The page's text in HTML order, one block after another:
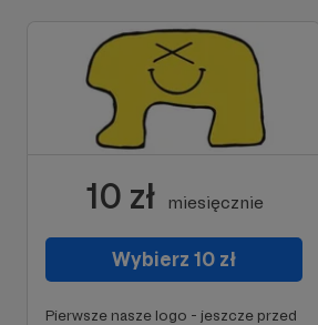
10 zł miesięcznie
Wybierz 10 zł
Pierwsze nasze logo - jeszcze przed